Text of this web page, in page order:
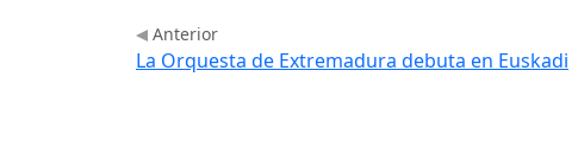
Anterior
La Orquesta de Extremadura debuta en Euskadi